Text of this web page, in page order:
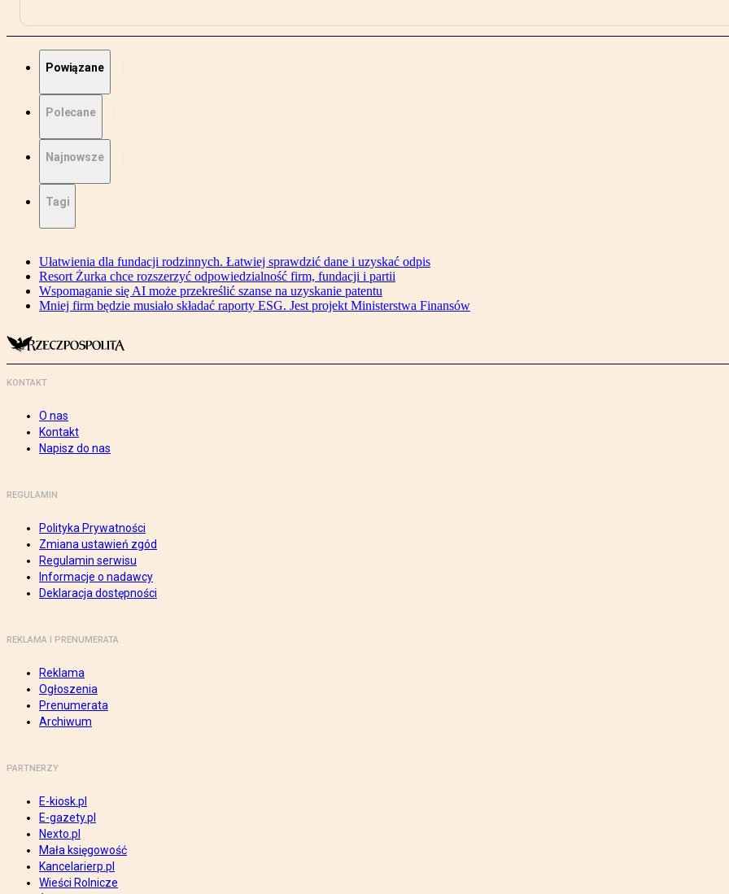
Powiązane
Polecane
Najnowsze
Tagi
Ułatwienia dla fundacji rodzinnych. Łatwiej sprawdzić dane i uzyskać odpis
Resort Żurka chce rozszerzyć odpowiedzialność firm, fundacji i partii
Wspomaganie się AI może przekreślić szanse na uzyskanie patentu
Mniej firm będzie musiało składać raporty ESG. Jest projekt Ministerstwa Finansów
KONTAKT
O nas
Kontakt
Napisz do nas
REGULAMIN
Polityka Prywatności
Zmiana ustawień zgód
Regulamin serwisu
Informacje o nadawcy
Deklaracja dostępności
REKLAMA I PRENUMERATA
Reklama
Ogłoszenia
Prenumerata
Archiwum
PARTNERZY
E-kiosk.pl
E-gazety.pl
Nexto.pl
Mała księgowość
Kancelarierp.pl
Wieści Rolnicze